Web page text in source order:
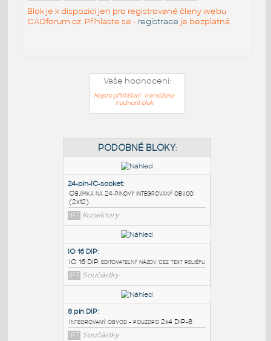
Blok je k dispozici jen pro registrované členy webu
CADforum.cz. Přihlaste se - registrace je bezplatná.
Vaše hodnocení:
Nejste přihlášeni - nemůžete
hodnotit blok
PODOBNÉ BLOKY:
24-pin-IC-socket:
Objímka na 24-pinový integrovaný obvod
(2x12)
IPT Konektory